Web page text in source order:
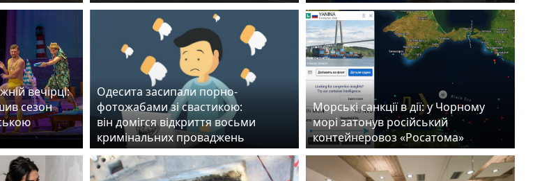
вечірці:
сезон
Одесита засипали порно-
фотожабами зі свастикою:
він домігся відкриття восьми
кримінальних проваджень
Морські санкції в дії: у Чорному
морі затонув російський
контейнеровоз «Росатома»